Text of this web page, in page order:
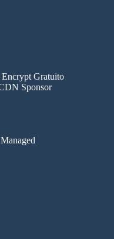
Encrypt Gratuito
Sponsor